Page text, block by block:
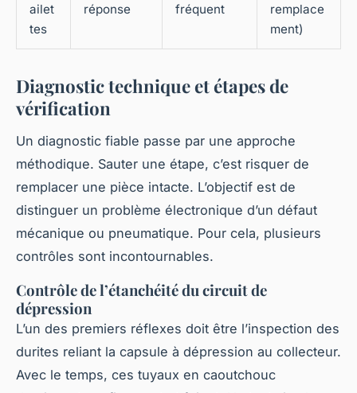
ailet
tes
réponse
fréquent
remplace
ment)
Diagnostic technique et étapes de
vérification
Un diagnostic fiable passe par une approche
méthodique. Sauter une étape, c’est risquer de
remplacer une pièce intacte. L’objectif est de
distinguer un problème électronique d’un défaut
mécanique ou pneumatique. Pour cela, plusieurs
contrôles sont incontournables.
Contrôle de l’étanchéité du circuit de
dépression
L’un des premiers réflexes doit être l’inspection des
durites reliant la capsule à dépression au collecteur.
Avec le temps, ces tuyaux en caoutchouc